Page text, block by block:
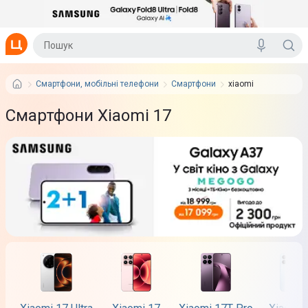
Смартфони, мобільні телефони Смартфони xiaomi
Смартфони Xiaomi 17